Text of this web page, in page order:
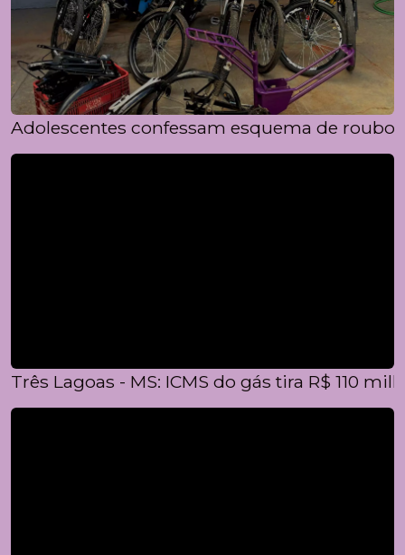
Adolescentes confessam esquema de roubo
Três Lagoas - MS: ICMS do gás tira R$ 110